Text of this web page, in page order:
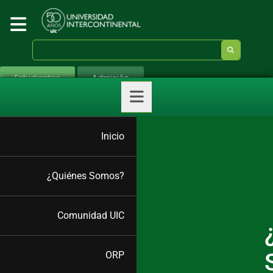
Estudiantes Admisión
Inicio
¿Quiénes Somos?
Comunidad UIC
ORP